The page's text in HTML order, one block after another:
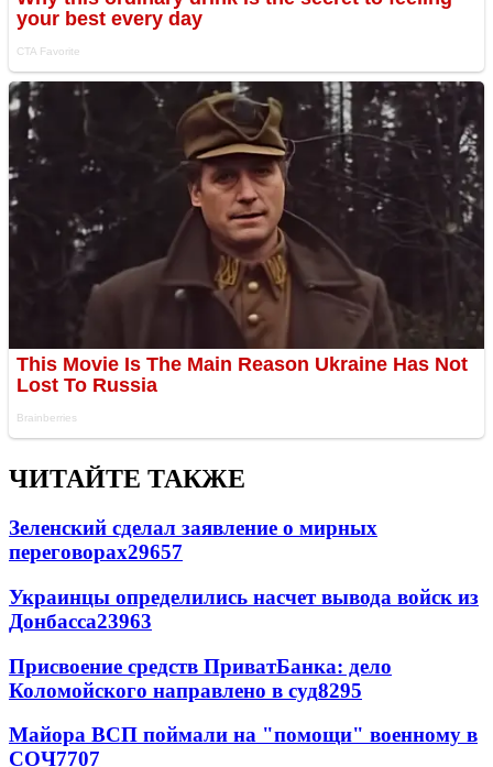
ЧИТАЙТЕ ТАКЖЕ
Зеленский сделал заявление о мирных
переговорах29657
Украинцы определились насчет вывода войск из
Донбасса23963
Присвоение средств ПриватБанка: дело
Коломойского направлено в суд8295
Майора ВСП поймали на "помощи" военному в
СОЧ7707